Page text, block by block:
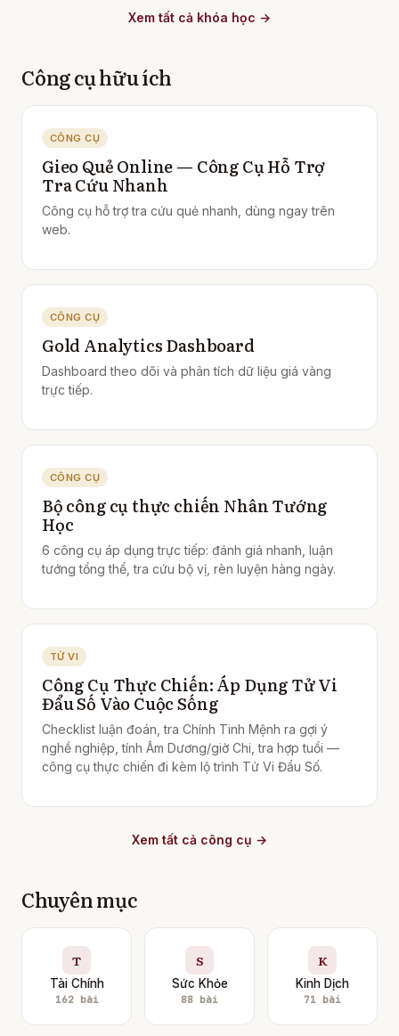
Xem tất cả khóa học →
Công cụ hữu ích
CÔNG CỤ
Gieo Quẻ Online — Công Cụ Hỗ Trợ
Tra Cứu Nhanh
Công cụ hỗ trợ tra cứu quẻ nhanh, dùng ngay trên
web.
CÔNG CỤ
Gold Analytics Dashboard
Dashboard theo dõi và phân tích dữ liệu giá vàng
trực tiếp.
CÔNG CỤ
Bộ công cụ thực chiến Nhân Tướng
Học
6 công cụ áp dụng trực tiếp: đánh giá nhanh, luận
tướng tổng thể, tra cứu bộ vị, rèn luyện hàng ngày.
TỬ VI
Công Cụ Thực Chiến: Áp Dụng Tử Vi
Đẩu Số Vào Cuộc Sống
Checklist luận đoán, tra Chính Tinh Mệnh ra gợi ý
nghề nghiệp, tính Âm Dương/giờ Chi, tra hợp tuổi —
công cụ thực chiến đi kèm lộ trình Tử Vi Đẩu Số.
Xem tất cả công cụ →
Chuyên mục
T
Tài Chính
162 bài
S
Sức Khỏe
88 bài
K
Kinh Dịch
71 bài